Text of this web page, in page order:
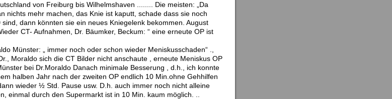
von Freiburg bis Wilhelmshaven ........ Die meisten: „Da
nichts mehr machen, das Knie ist kaputt, schade dass sie noch
sind, dann könnten sie ein neues Kniegelenk bekommen. August
CT- Aufnahmen, Dr. Bäumker, Beckum: “ eine erneute OP ist
Münster: „ immer noch oder schon wieder Meniskusschaden“ .,
Moraldo sich die CT Bilder nicht anschaute , erneute Meniskus OP
bei Dr.Moraldo Danach minimale Besserung , d.h., ich konnte
halben Jahr nach der zweiten OP endlich 10 Min.ohne Gehhilfen
wieder ½ Std. Pause usw. D.h. auch immer noch nicht alleine
einmal durch den Supermarkt ist in 10 Min. kaum möglich. ..